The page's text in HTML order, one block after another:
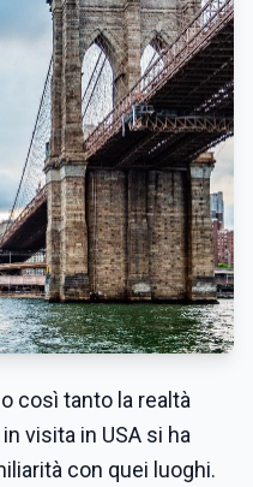
così tanto la realtà
visita in USA si ha
con quei luoghi.